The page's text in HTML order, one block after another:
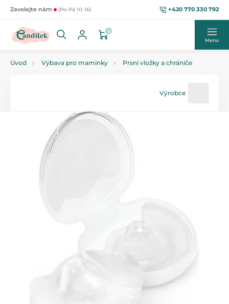
Zavolejte nám (Po-Pá 10-16) +420 770 330 792
0
Menu
Úvod Výbava pro maminky Prsní vložky a chrániče
Výrobce